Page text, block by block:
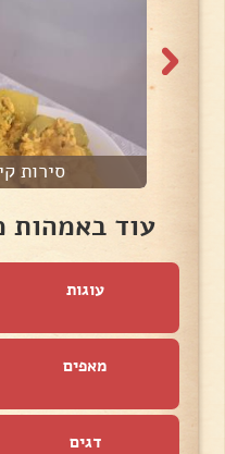
סירות
עוד באמהות
עוגות
מאפים
דגים